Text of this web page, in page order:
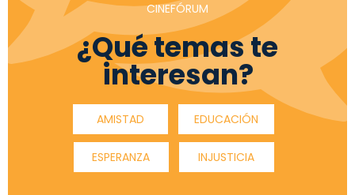
CINEFÓRUM
¿Qué temas te
interesan?
AMISTAD EDUCACIÓN
ESPERANZA INJUSTICIA